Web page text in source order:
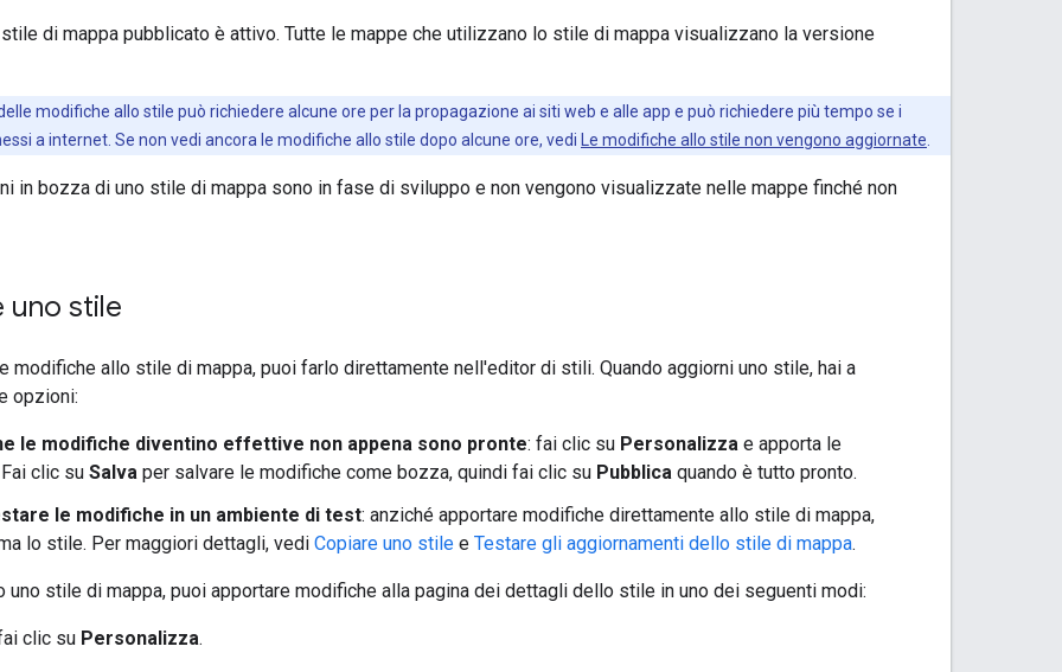
stile di mappa pubblicato è attivo. Tutte le mappe che utilizzano lo stile di mappa visualizzano la versione
modifiche allo stile può richiedere alcune ore per la propagazione ai siti web e alle app e può richiedere più tempo se i
a internet. Se non vedi ancora le modifiche allo stile dopo alcune ore, vedi
Le modifiche allo stile non vengono aggiornate
in bozza di uno stile di mappa sono in fase di sviluppo e non vengono visualizzate nelle mappe finché non
uno stile
modifiche allo stile di mappa, puoi farlo direttamente nell'editor di stili. Quando aggiorni uno stile, hai a
opzioni:
le modifiche diventino effettive non appena sono pronte: fai clic su Personalizza e apporta le
Fai clic su Salva per salvare le modifiche come bozza, quindi fai clic su Pubblica quando è tutto pronto.
le modifiche in un ambiente di test: anziché apportare modifiche direttamente allo stile di mappa,
lo stile. Per maggiori dettagli, vedi Copiare uno stile e Testare gli aggiornamenti dello stile di mappa.
uno stile di mappa, puoi apportare modifiche alla pagina dei dettagli dello stile in uno dei seguenti modi:
clic su Personalizza.